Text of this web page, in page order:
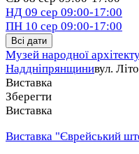
НД 09 сер 09:00-17:00
ПН 10 сер 09:00-17:00
Всі дати
Музей народної
Наддніпрянщинивул.
Виставка
Зберегти
Виставка
Виставка "Єврейський